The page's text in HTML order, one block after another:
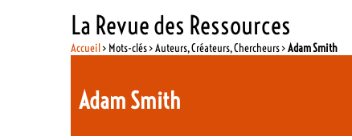
La Revue des Ressources
Accueil> Mots-clés > Auteurs, Créateurs, Chercheurs >Adam Smith
Adam Smith